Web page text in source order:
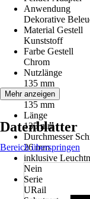
Anwendung
Dekorative
Material Gestell
Kunststoff
Farbe Gestell
Chrom
Nutzlänge
135 mm
Höhe
135 mm
Länge
135 mm
Durchmesser
26 mm
inklusive
Nein
Serie
URail
Mehr anzeigen
Datenblätter
Bereich überspringen